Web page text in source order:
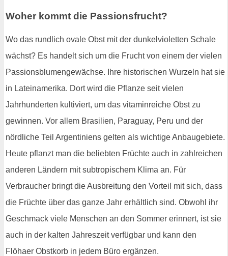
Woher kommt die Passionsfrucht?
Wo das rundlich ovale Obst mit der dunkelvioletten Schale
wächst? Es handelt sich um die Frucht von einem der vielen
Passionsblumengewächse. Ihre historischen Wurzeln hat sie
in Lateinamerika. Dort wird die Pflanze seit vielen
Jahrhunderten kultiviert, um das vitaminreiche Obst zu
gewinnen. Vor allem Brasilien, Paraguay, Peru und der
nördliche Teil Argentiniens gelten als wichtige Anbaugebiete.
Heute pflanzt man die beliebten Früchte auch in zahlreichen
anderen Ländern mit subtropischem Klima an. Für
Verbraucher bringt die Ausbreitung den Vorteil mit sich, dass
die Früchte über das ganze Jahr erhältlich sind. Obwohl ihr
Geschmack viele Menschen an den Sommer erinnert, ist sie
auch in der kalten Jahreszeit verfügbar und kann den
Flöhaer Obstkorb in jedem Büro ergänzen.